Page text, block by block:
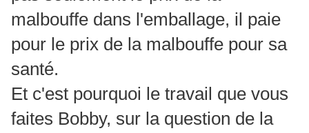
malbouffe dans l'emballage, il paie
pour le prix de la malbouffe pour sa
santé.
Et c'est pourquoi le travail que vous
faites Bobby, sur la question de la